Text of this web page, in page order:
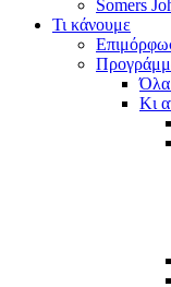
Somers
Τι κάνουμε
Όλα
Κι